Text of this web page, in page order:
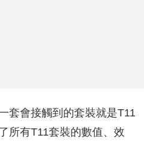
套會接觸到的套裝就是T11
所有T11套裝的數值、效